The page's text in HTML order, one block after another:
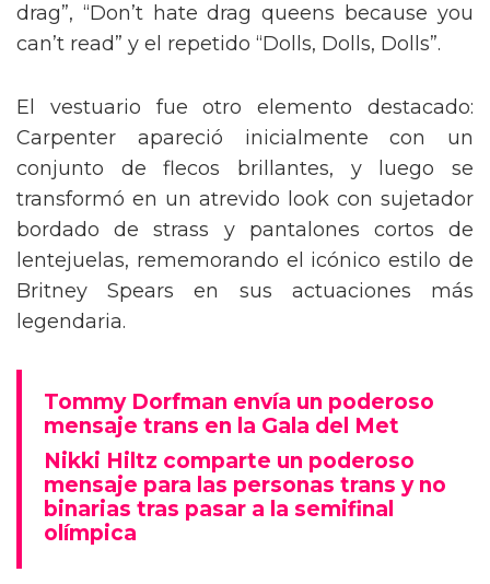
drag”, “Don’t hate drag queens because you
can’t read” y el repetido “Dolls, Dolls, Dolls”.
El vestuario fue otro elemento destacado:
Carpenter apareció inicialmente con un
conjunto de flecos brillantes, y luego se
transformó en un atrevido look con sujetador
bordado de strass y pantalones cortos de
lentejuelas, rememorando el icónico estilo de
Britney Spears en sus actuaciones más
legendaria.
Tommy Dorfman envía un poderoso
mensaje trans en la Gala del Met
Nikki Hiltz comparte un poderoso
mensaje para las personas trans y no
binarias tras pasar a la semifinal
olímpica